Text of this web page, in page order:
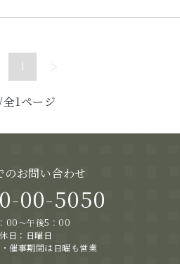
1 >
/全1ページ
のお問い合わせ
00-5050
00～午後5：00
日：日曜日
催事期間は日曜も営業